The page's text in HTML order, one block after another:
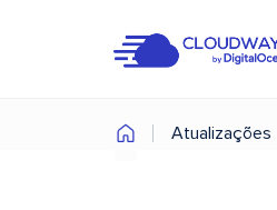
Atualizações